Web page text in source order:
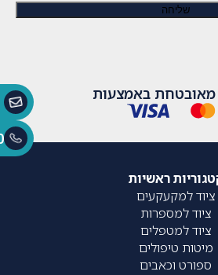
מאובטחת באמצעות
ראשיות
ציוד למקעקעים
ציוד למספרות
ציוד למטפלים
מיטות טיפולים
ספורט וכאבים